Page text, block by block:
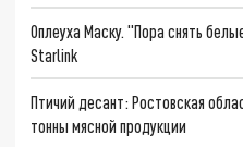
Оплеуха Маску. "Пора снять
Starlink
Птичий десант: Ростовская
тонны мясной продукции